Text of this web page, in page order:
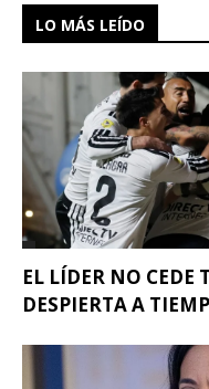
LO MÁS LEÍDO
EL LÍDER NO CEDE
DESPIERTA A